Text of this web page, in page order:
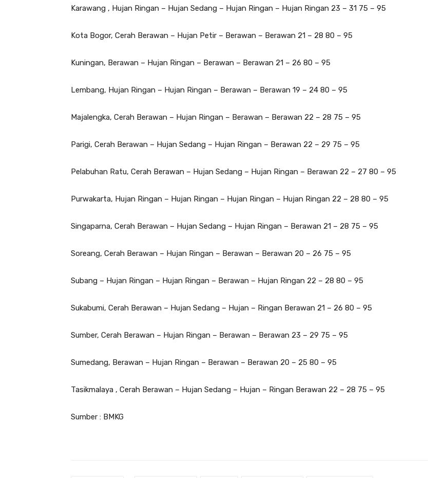
Karawang , Hujan Ringan – Hujan Sedang – Hujan Ringan – Hujan Ringan 23 – 31 75 – 95
Kota Bogor, Cerah Berawan – Hujan Petir – Berawan – Berawan 21 – 28 80 – 95
Kuningan, Berawan – Hujan Ringan – Berawan – Berawan 21 – 26 80 – 95
Lembang, Hujan Ringan – Hujan Ringan – Berawan – Berawan 19 – 24 80 – 95
Majalengka, Cerah Berawan – Hujan Ringan – Berawan – Berawan 22 – 28 75 – 95
Parigi, Cerah Berawan – Hujan Sedang – Hujan Ringan – Berawan 22 – 29 75 – 95
Pelabuhan Ratu, Cerah Berawan – Hujan Sedang – Hujan Ringan – Berawan 22 – 27 80 – 95
Purwakarta, Hujan Ringan – Hujan Ringan – Hujan Ringan – Hujan Ringan 22 – 28 80 – 95
Singaparna, Cerah Berawan – Hujan Sedang – Hujan Ringan – Berawan 21 – 28 75 – 95
Soreang, Cerah Berawan – Hujan Ringan – Berawan – Berawan 20 – 26 75 – 95
Subang – Hujan Ringan – Hujan Ringan – Berawan – Hujan Ringan 22 – 28 80 – 95
Sukabumi, Cerah Berawan – Hujan Sedang – Hujan – Ringan Berawan 21 – 26 80 – 95
Sumber, Cerah Berawan – Hujan Ringan – Berawan – Berawan 23 – 29 75 – 95
Sumedang, Berawan – Hujan Ringan – Berawan – Berawan 20 – 25 80 – 95
Tasikmalaya , Cerah Berawan – Hujan Sedang – Hujan – Ringan Berawan 22 – 28 75 – 95
Sumber : BMKG